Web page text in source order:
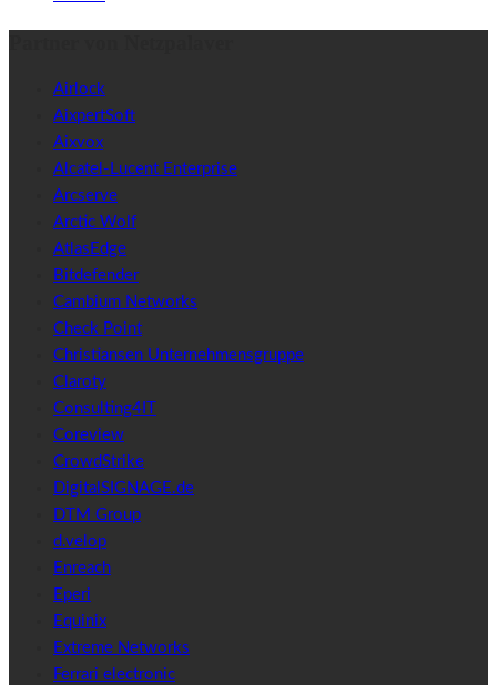
Airlock
AixpertSoft
Aixvox
Alcatel-Lucent Enterprise
Arcserve
Arctic Wolf
AtlasEdge
Bitdefender
Cambium Networks
Check Point
Christiansen Unternehmensgruppe
Claroty
Consulting4IT
Coreview
CrowdStrike
DigitalSIGNAGE.de
DTM Group
d.velop
Enreach
Eperi
Equinix
Extreme Networks
Ferrari electronic